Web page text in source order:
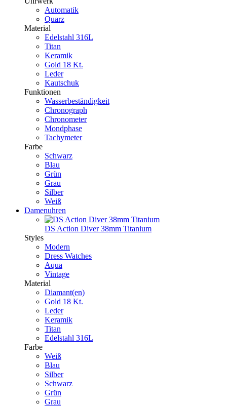
Automatik
Quarz
Material
Edelstahl 316L
Titan
Keramik
Gold 18 Kt.
Leder
Kautschuk
Funktionen
Wasserbeständigkeit
Chronograph
Chronometer
Mondphase
Tachymeter
Farbe
Schwarz
Blau
Grün
Grau
Silber
Weiß
Damenuhren
DS Action Diver 38mm Titanium
Styles
Modern
Dress Watches
Aqua
Vintage
Material
Diamant(en)
Gold 18 Kt.
Leder
Keramik
Titan
Edelstahl 316L
Farbe
Weiß
Blau
Silber
Schwarz
Grün
Grau